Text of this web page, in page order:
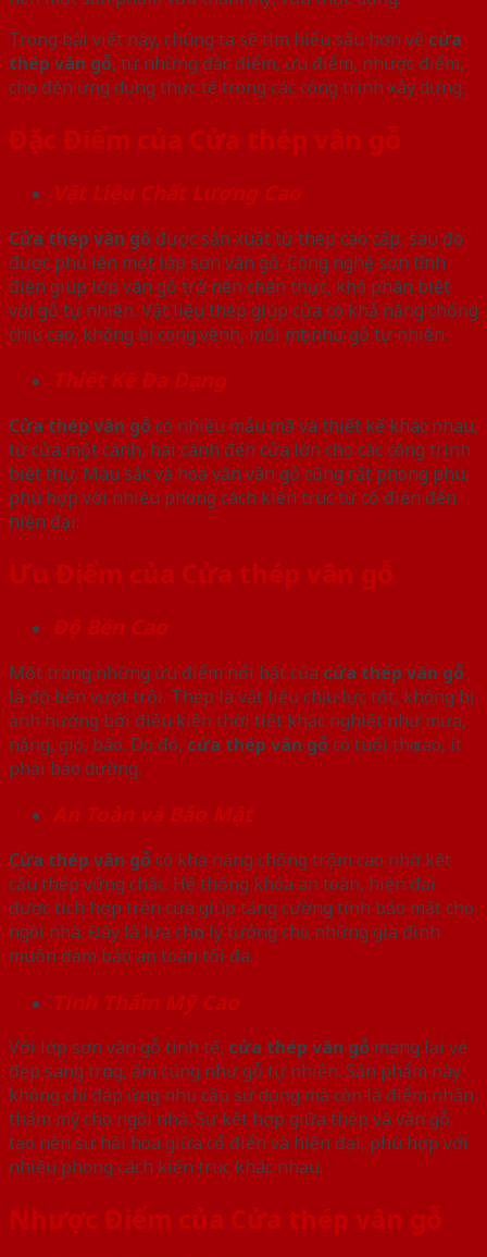
Trong bài viết này, chúng ta sẽ tìm hiểu sâu hơn về cửa
thép vân gỗ, từ những đặc điểm, ưu điểm, nhược điểm,
cho đến ứng dụng thực tế trong các công trình xây dựng.
Đặc Điểm của Cửa thép vân gỗ
Vật Liệu Chất Lượng Cao
Cửa thép vân gỗ được sản xuất từ thép cao cấp, sau đó
được phủ lên một lớp sơn vân gỗ. Công nghệ sơn tĩnh
điện giúp lớp vân gỗ trở nên chân thực, khó phân biệt
với gỗ tự nhiên. Vật liệu thép giúp cửa có khả năng chống
chịu cao, không bị cong vênh, mối mọt như gỗ tự nhiên.
Thiết Kế Đa Dạng
Cửa thép vân gỗ có nhiều mẫu mã và thiết kế khác nhau,
từ cửa một cánh, hai cánh đến cửa lớn cho các công trình
biệt thự. Màu sắc và hoa văn vân gỗ cũng rất phong phú,
phù hợp với nhiều phong cách kiến trúc từ cổ điển đến
hiện đại.
Ưu Điểm của Cửa thép vân gỗ
Độ Bền Cao
Một trong những ưu điểm nổi bật của cửa thép vân gỗ
là độ bền vượt trội. Thép là vật liệu chịu lực tốt, không bị
ảnh hưởng bởi điều kiện thời tiết khắc nghiệt như mưa,
nắng, gió, bão. Do đó, cửa thép vân gỗ có tuổi thọ cao, ít
phải bảo dưỡng.
An Toàn và Bảo Mật
Cửa thép vân gỗ có khả năng chống trộm cao nhờ kết
cấu thép vững chắc. Hệ thống khóa an toàn, hiện đại
được tích hợp trên cửa giúp tăng cường tính bảo mật cho
ngôi nhà. Đây là lựa chọn lý tưởng cho những gia đình
muốn đảm bảo an toàn tối đa.
Tính Thẩm Mỹ Cao
Với lớp sơn vân gỗ tinh tế, cửa thép vân gỗ mang lại vẻ
đẹp sang trọng, ấm cúng như gỗ tự nhiên. Sản phẩm này
không chỉ đáp ứng nhu cầu sử dụng mà còn là điểm nhấn
thẩm mỹ cho ngôi nhà. Sự kết hợp giữa thép và vân gỗ
tạo nên sự hài hòa giữa cổ điển và hiện đại, phù hợp với
nhiều phong cách kiến trúc khác nhau.
Nhược Điểm của Cửa thép vân gỗ